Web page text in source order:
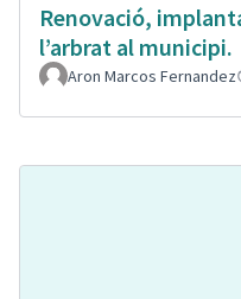
Renovació,
l’arbrat al municipi.
Aron Marcos Fernandez